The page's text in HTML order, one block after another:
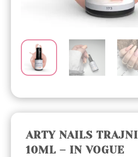
ARTY NAILS
10ML – IN VOGUE